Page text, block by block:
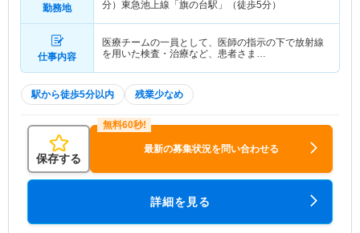
勤務地
分）東急池上線「旗の台駅」（徒歩5分）
仕事内容
医療チームの一員として、医師の指示の下で放射線
を用いた検査・治療など、患者さま…
駅から徒歩5分以内 残業少なめ
保存する
最新の募集状況を問い合わせる
詳細を見る